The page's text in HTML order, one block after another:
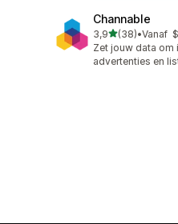
Channable
3,9van 5 sterren
(38)
38 recensies in
•Vanaf
Zet jouw data om
advertenties en